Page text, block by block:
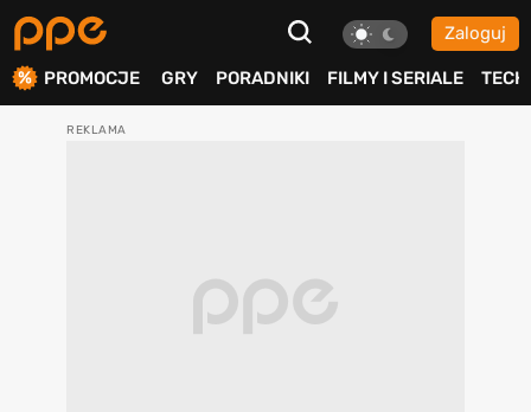
Zaloguj
PROMOCJE GRY PORADNIKI FILMY I SERIALE TECH